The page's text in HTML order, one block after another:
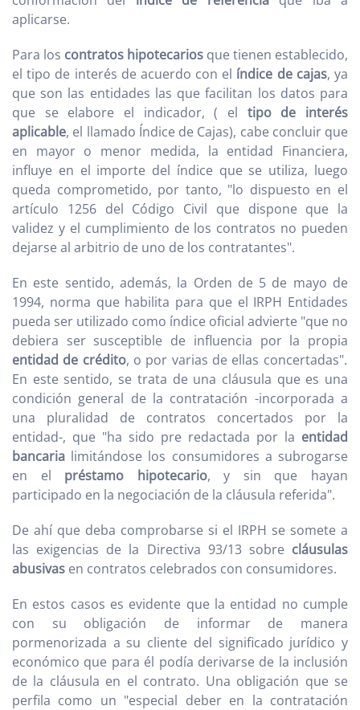
aplicarse.
Para los contratos hipotecarios que tienen establecido,
el tipo de interés de acuerdo con el índice de cajas, ya
que son las entidades las que facilitan los datos para
que se elabore el indicador, ( el tipo de interés
aplicable, el llamado Índice de Cajas), cabe concluir que
en mayor o menor medida, la entidad Financiera,
influye en el importe del índice que se utiliza, luego
queda comprometido, por tanto, "lo dispuesto en el
artículo 1256 del Código Civil que dispone que la
validez y el cumplimiento de los contratos no pueden
dejarse al arbitrio de uno de los contratantes".
En este sentido, además, la Orden de 5 de mayo de
1994, norma que habilita para que el IRPH Entidades
pueda ser utilizado como índice oficial advierte "que no
debiera ser susceptible de influencia por la propia
entidad de crédito, o por varias de ellas concertadas".
En este sentido, se trata de una cláusula que es una
condición general de la contratación -incorporada a
una pluralidad de contratos concertados por la
entidad-, que "ha sido pre redactada por la entidad
bancaria limitándose los consumidores a subrogarse
en el préstamo hipotecario, y sin que hayan
participado en la negociación de la cláusula referida".
De ahí que deba comprobarse si el IRPH se somete a
las exigencias de la Directiva 93/13 sobre cláusulas
abusivas en contratos celebrados con consumidores.
En estos casos es evidente que la entidad no cumple
con su obligación de informar de manera
pormenorizada a su cliente del significado jurídico y
económico que para él podía derivarse de la inclusión
de la cláusula en el contrato. Una obligación que se
perfila como un "especial deber en la contratación